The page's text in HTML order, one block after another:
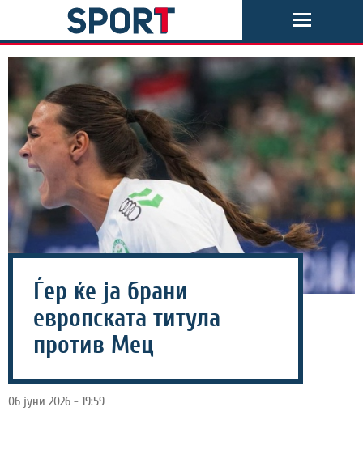
Ѓер ќе ја брани
европската титула
против Мец
06 јуни 2026 - 19:59